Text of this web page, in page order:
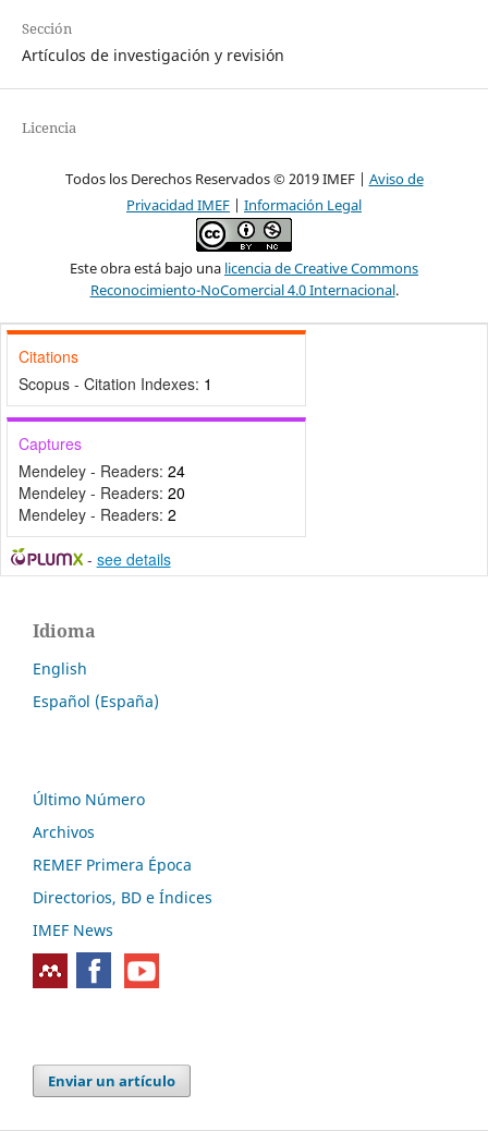
Sección
Artículos de investigación y revisión
Licencia
Todos los Derechos Reservados © 2019 IMEF | Aviso de
Privacidad IMEF | Información Legal
Este obra está bajo una licencia de Creative Commons
Reconocimiento-NoComercial 4.0 Internacional.
Citations
Scopus - Citation Indexes: 1
Captures
Mendeley - Readers: 24
Mendeley - Readers: 20
Mendeley - Readers: 2
- see details
Idioma
English
Español (España)
Último Número
Archivos
REMEF Primera Época
Directorios, BD e Índices
IMEF News
Enviar un artículo